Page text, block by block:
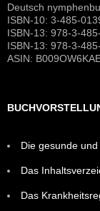
Deutsch
ISBN-10: 3-485-
ISBN-13: 978-3-
ISBN-13: 978-3-
ASIN:
Die gesunde
Das
Das